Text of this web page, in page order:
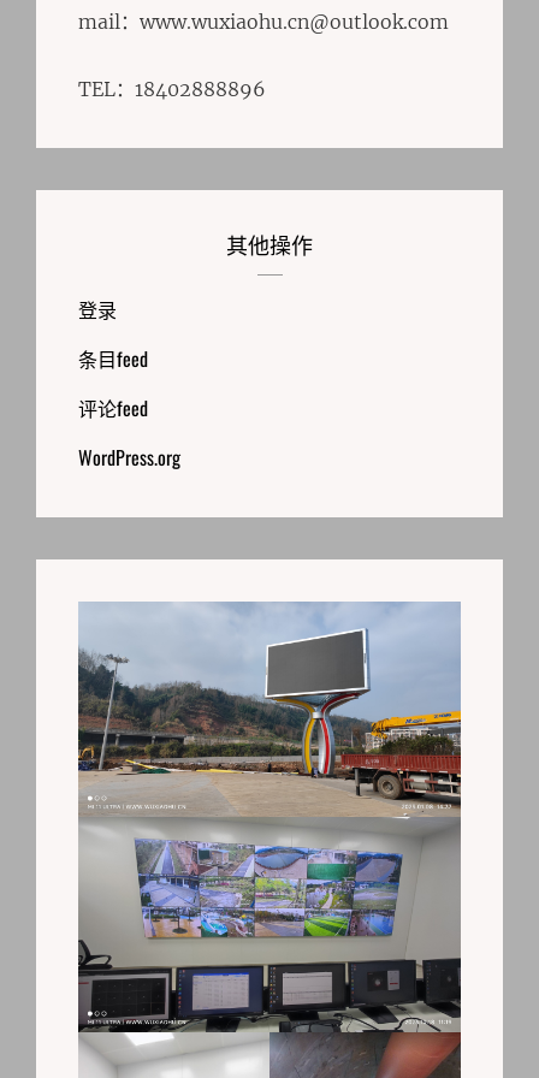
mail：www.wuxiaohu.cn@outlook.com
TEL：18402888896
其他操作
登录
条目feed
评论feed
WordPress.org